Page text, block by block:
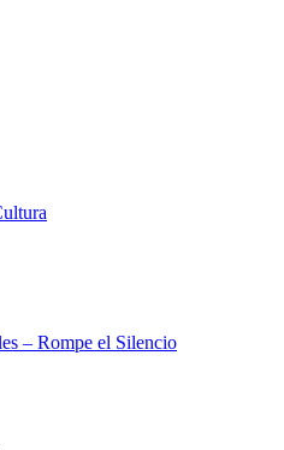
– Rompe el Silencio